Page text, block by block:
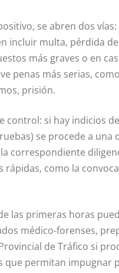
se abren dos
incluir multa, pérdida
más graves o en
penas más serias,
prisión.
control: si hay indicios
se procede a una
correspondiente
rápidas, como la
las primeras horas
médico-forenses,
de Tráfico si
que permitan impugnar